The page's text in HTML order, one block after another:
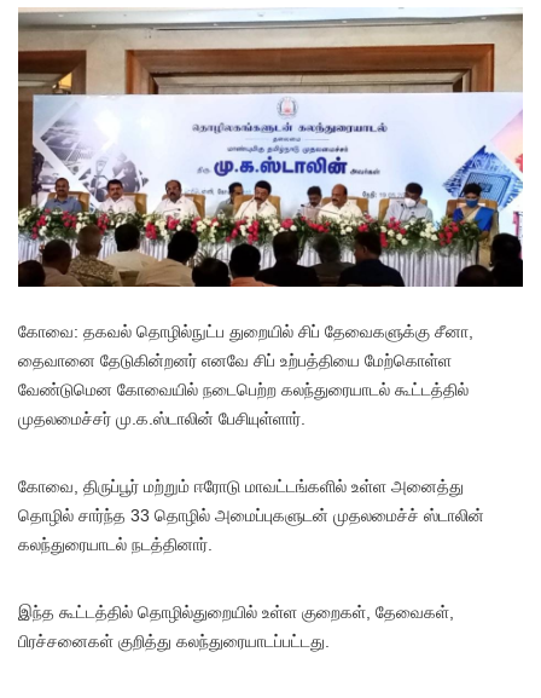
கோவை: தகவல் தொழில்நுட்ப துறையில் சிப் தேவைகளுக்கு சீனா,
தைவானை தேடுகின்றனர் எனவே சிப் உற்பத்தியை மேற்கொள்ள
வேண்டுமென கோவையில் நடைபெற்ற கலந்துரையாடல் கூட்டத்தில்
முதலமைச்சர் மு.க.ஸ்டாலின் பேசியுள்ளார்.
கோவை, திருப்பூர் மற்றும் ஈரோடு மாவட்டங்களில் உள்ள அனைத்து
தொழில் சார்ந்த 33 தொழில் அமைப்புகளுடன் முதலமைச்ச் ஸ்டாலின்
கலந்துரையாடல் நடத்தினார்.
இந்த கூட்டத்தில் தொழில்துறையில் உள்ள குறைகள், தேவைகள்,
பிரச்சனைகள் குறித்து கலந்துரையாடப்பட்டது.